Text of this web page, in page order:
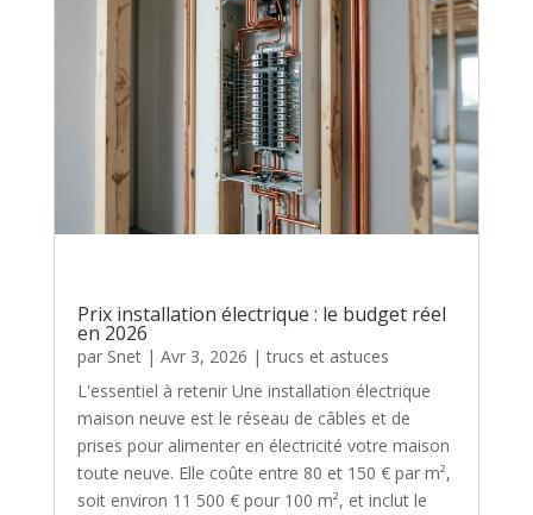
Prix installation électrique : le budget réel
en 2026
par Snet| Avr 3, 2026 |trucs et astuces
L'essentiel à retenir Une installation électrique
maison neuve est le réseau de câbles et de
prises pour alimenter en électricité votre maison
toute neuve. Elle coûte entre 80 et 150 € par m²,
soit environ 11 500 € pour 100 m², et inclut le